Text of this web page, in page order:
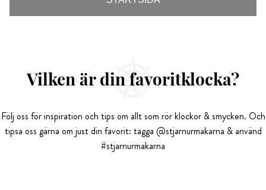
Vilken är din favoritklocka?
Följ oss för inspiration och tips om allt som rör klockor & smycken. Och
tipsa oss gärna om just din favorit: tagga @stjarnurmakarna & använd
#stjarnurmakarna